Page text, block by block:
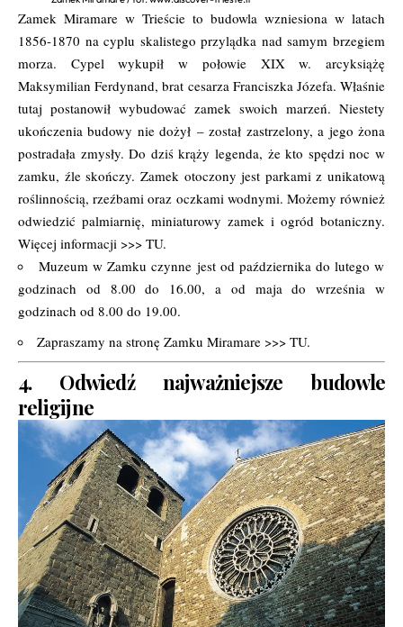
Zamek Miramare w Trieście to budowla wzniesiona w latach
1856-1870 na cyplu skalistego przylądka nad samym brzegiem
morza. Cypel wykupił w połowie XIX w. arcyksiążę
Maksymilian Ferdynand, brat cesarza Franciszka Józefa. Właśnie
tutaj postanowił wybudować zamek swoich marzeń. Niestety
ukończenia budowy nie dożył – został zastrzelony, a jego żona
postradała zmysły. Do dziś krąży legenda, że kto spędzi noc w
zamku, źle skończy. Zamek otoczony jest parkami z unikatową
roślinnością, rzeźbami oraz oczkami wodnymi. Możemy również
odwiedzić palmiarnię, miniaturowy zamek i ogród botaniczny.
Więcej informacji >>> TU.
Muzeum w Zamku czynne jest od października do lutego w
godzinach od 8.00 do 16.00, a od maja do września w
godzinach od 8.00 do 19.00.
Zapraszamy na stronę Zamku Miramare >>> TU.
4. Odwiedź najważniejsze budowle
religijne